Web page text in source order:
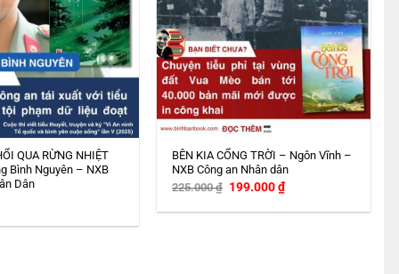
QUA RỪNG NHIỆT
Bình Nguyên – NXB
Dân
BÊN KIA CỔNG TRỜI – Ngôn Vĩnh –
NXB Công an Nhân dân
225.000₫ Giá
là:
199.000₫Giá
hiện
tại